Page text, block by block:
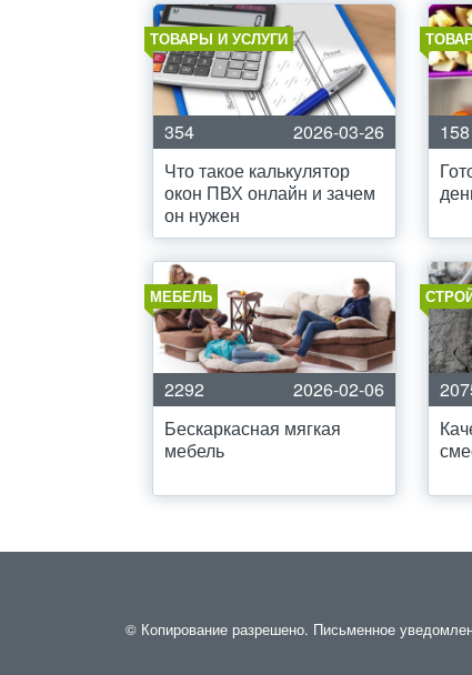
ТОВАРЫ И УСЛУГИ
354
2026-03-26
Что такое калькулятор
окон ПВХ онлайн и зачем
он нужен
158
МЕБЕЛЬ
2292
2026-02-06
Бескаркасная мягкая
мебель
© Копирование разрешено. Письменное